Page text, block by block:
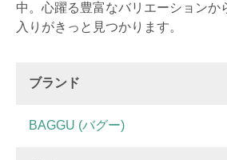
中。心躍る豊富なバリエーションか
入りがきっと見つかります。
ブランド
BAGGU (バグー)